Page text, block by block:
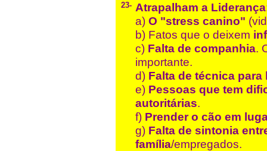
23- Atrapalham a Liderança
a) O "stress canino"
b) Fatos que o deixem
c) Falta de companhia.
importante.
d) Falta de técnica
e) Pessoas que tem
autoritárias.
f) Prender o cão em
g) Falta de sintonia
família/empregados.